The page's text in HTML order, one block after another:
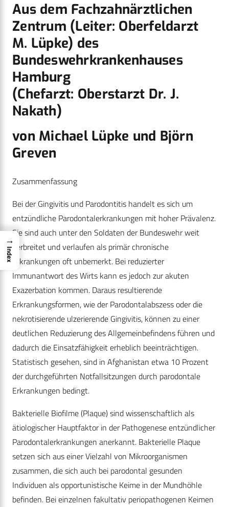
Aus dem Fachzahnärztlichen
Zentrum (Leiter: Oberfeldarzt
M. Lüpke) des
Bundeswehrkrankenhauses
Hamburg
(Chefarzt: Oberstarzt Dr. J.
Nakath)
von Michael Lüpke und Björn
Greven
Zusammenfassung
Bei der Gingivitis und Parodontitis handelt es sich um
entzündliche Parodontalerkrankungen mit hoher Prävalenz.
Sie sind auch unter den Soldaten der Bundeswehr weit
verbreitet und verlaufen als primär chronische
Erkrankungen oft unbemerkt. Bei reduzierter
Immunantwort des Wirts kann es jedoch zur akuten
Exazerbation kommen. Daraus resultierende
Erkrankungsformen, wie der Parodontalabszess oder die
nekrotisierende ulzerierende Gingivitis, können zu einer
deutlichen Reduzierung des Allgemeinbefindens führen und
dadurch die Einsatzfähigkeit erheblich beeinträchtigen.
Statistisch gesehen, sind in Afghanistan etwa 10 Prozent
der durchgeführten Notfallsitzungen durch parodontale
Erkrankungen bedingt.
Bakterielle Biofilme (Plaque) sind wissenschaftlich als
ätiologischer Hauptfaktor in der Pathogenese entzündlicher
Parodontalerkrankungen anerkannt. Bakterielle Plaque
setzen sich aus einer Vielzahl von Mikroorganismen
zusammen, die sich auch bei parodontal gesunden
Individuen als opportunistische Keime in der Mundhöhle
befinden. Bei einzelnen fakultativ periopathogenen Keimen
→
Index